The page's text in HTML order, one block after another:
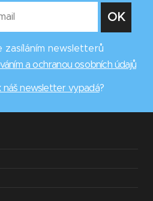
zasíláním newsletterů
a ochranou osobních údajů
náš newsletter vypadá?